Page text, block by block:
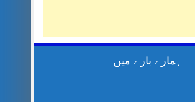
ہمارے بارے میں